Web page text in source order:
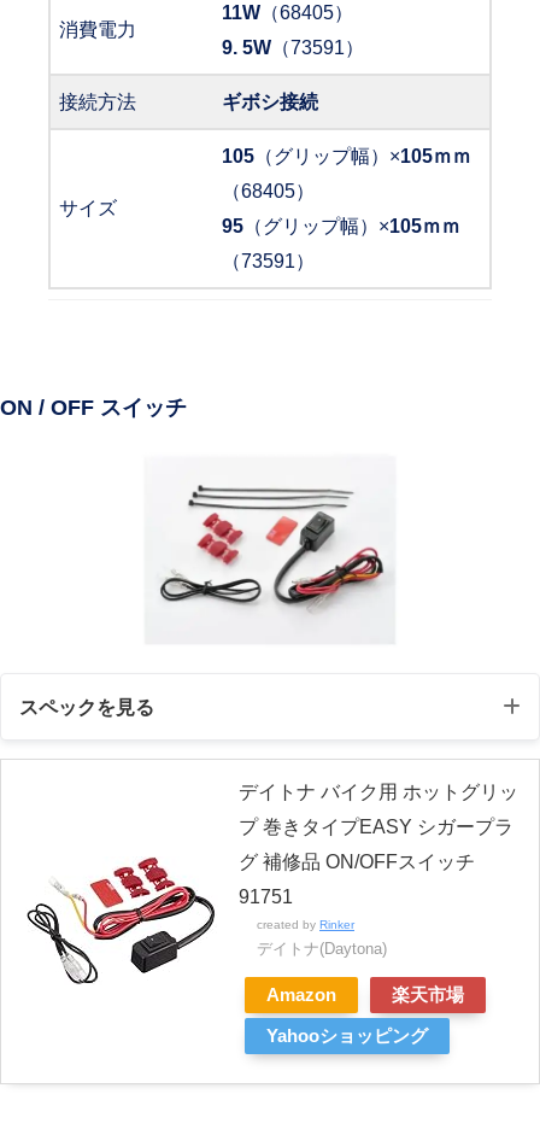
消費電力
11W （68405）
9. 5W （73591）
接続方法 ギボシ接続
サイズ
105 （グリップ幅）×105ｍｍ
（68405）
95 （グリップ幅）×105ｍｍ
（73591）
ON / OFF スイッチ
スペックを見る
メーカー希望小売価格 ￥1,210 （税込）
消費電力 ー
接続方法 ギボシ接続
デイトナ バイク用 ホットグリッ
プ 巻きタイプEASY シガープラ
グ 補修品 ON/OFFスイッチ
91751
created by Rinker
デイトナ(Daytona)
Amazon 楽天市場
Yahooショッピング